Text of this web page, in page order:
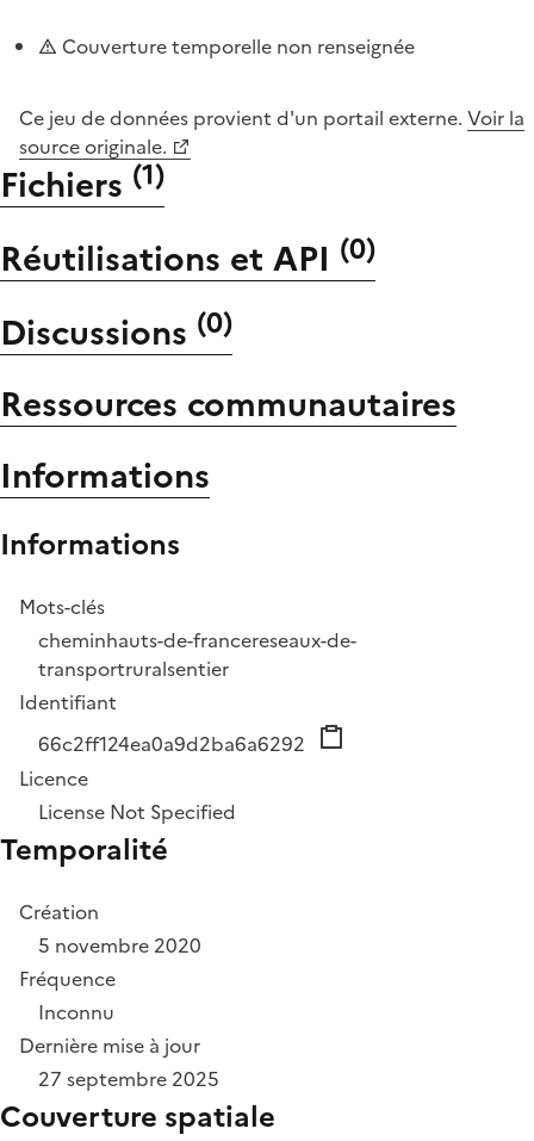
Couverture temporelle non renseignée
Ce jeu de données provient d'un portail externe. Voir la
source originale.
Fichiers (1)
Réutilisations et API (0)
Discussions (0)
Ressources communautaires
Informations
Informations
Mots-clés
cheminhauts-de-francereseaux-de-
transportruralsentier
Identifiant
66c2ff124ea0a9d2ba6a6292
Licence
License Not Specified
Temporalité
Création
5 novembre 2020
Fréquence
Inconnu
Dernière mise à jour
27 septembre 2025
Couverture spatiale